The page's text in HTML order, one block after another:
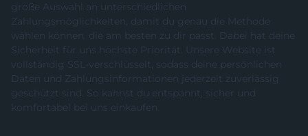
große Auswahl an unterschiedlichen
Zahlungsmöglichkeiten, damit du genau die Methode
wählen können, die am besten zu dir passt. Dabei hat deine
Sicherheit für uns höchste Priorität. Unsere Website ist
vollständig SSL-verschlüsselt, sodass deine persönlichen
Daten und Zahlungsinformationen jederzeit zuverlässig
geschützt sind. So kannst du entspannt, sicher und
komfortabel bei uns einkaufen.